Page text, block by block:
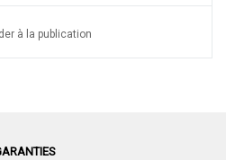
à la publication